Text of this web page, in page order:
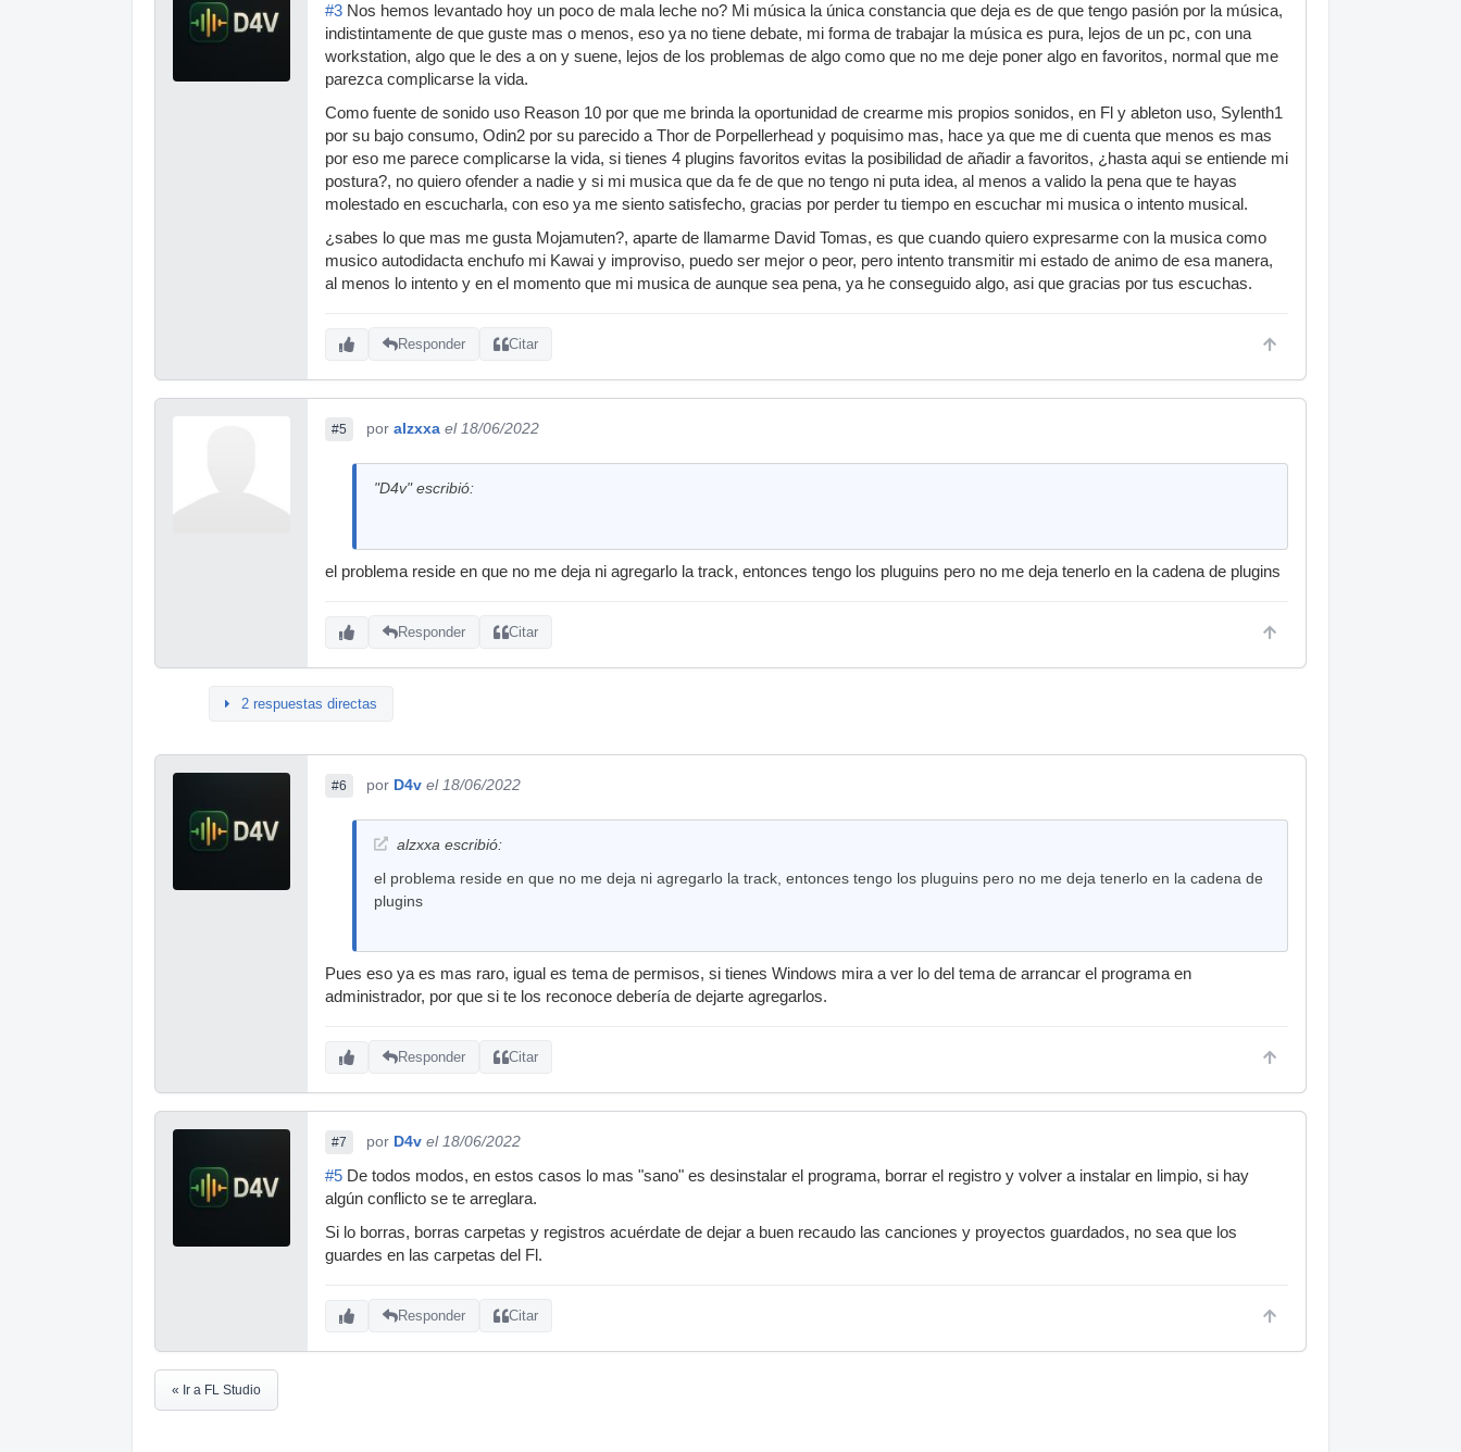
#3 Nos hemos levantado hoy un poco de mala leche no? Mi música la única constancia que deja es de que tengo pasión por la música,
indistintamente de que guste mas o menos, eso ya no tiene debate, mi forma de trabajar la música es pura, lejos de un pc, con una
workstation, algo que le des a on y suene, lejos de los problemas de algo como que no me deje poner algo en favoritos, normal que me
parezca complicarse la vida.
Como fuente de sonido uso Reason 10 por que me brinda la oportunidad de crearme mis propios sonidos, en Fl y ableton uso, Sylenth1
por su bajo consumo, Odin2 por su parecido a Thor de Porpellerhead y poquisimo mas, hace ya que me di cuenta que menos es mas
por eso me parece complicarse la vida, si tienes 4 plugins favoritos evitas la posibilidad de añadir a favoritos, ¿hasta aqui se entiende mi
postura?, no quiero ofender a nadie y si mi musica que da fe de que no tengo ni puta idea, al menos a valido la pena que te hayas
molestado en escucharla, con eso ya me siento satisfecho, gracias por perder tu tiempo en escuchar mi musica o intento musical.
¿sabes lo que mas me gusta Mojamuten?, aparte de llamarme David Tomas, es que cuando quiero expresarme con la musica como
musico autodidacta enchufo mi Kawai y improviso, puedo ser mejor o peor, pero intento transmitir mi estado de animo de esa manera,
al menos lo intento y en el momento que mi musica de aunque sea pena, ya he conseguido algo, asi que gracias por tus escuchas.
Responder Citar
#5 por alzxxa el 18/06/2022
"D4v" escribió:
el problema reside en que no me deja ni agregarlo la track, entonces tengo los pluguins pero no me deja tenerlo en la cadena de plugins
Responder Citar
2 respuestas directas
#6 por D4v el 18/06/2022
alzxxa escribió:
el problema reside en que no me deja ni agregarlo la track, entonces tengo los pluguins pero no me deja tenerlo en la cadena de
plugins
Pues eso ya es mas raro, igual es tema de permisos, si tienes Windows mira a ver lo del tema de arrancar el programa en
administrador, por que si te los reconoce debería de dejarte agregarlos.
Responder Citar
#7 por D4v el 18/06/2022
#5 De todos modos, en estos casos lo mas "sano" es desinstalar el programa, borrar el registro y volver a instalar en limpio, si hay
algún conflicto se te arreglara.
Si lo borras, borras carpetas y registros acuérdate de dejar a buen recaudo las canciones y proyectos guardados, no sea que los
guardes en las carpetas del Fl.
Responder Citar
« Ir a FL Studio